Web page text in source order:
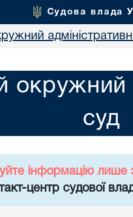
Судова влада
окружний
суд
інформацію лише
центр судової